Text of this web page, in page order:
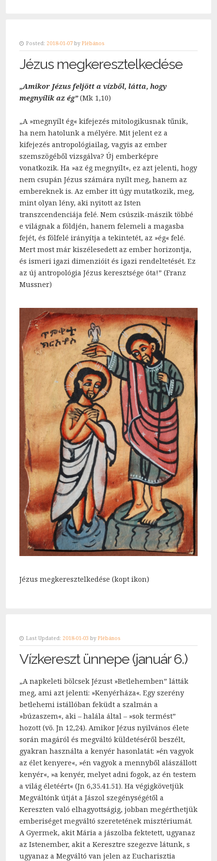
Posted: 2018-01-07 by Plébános
Jézus megkeresztelkedése
„Amikor Jézus feljött a vízből, látta, hogy
megnyílik az ég”(Mk 1,10)
„A »megnyílt ég« kifejezés mitologikusnak tűnik,
ha nem hatolunk a mélyére. Mit jelent ez a
kifejezés antropológiailag, vagyis az ember
szemszögéből vizsgálva? Új emberképre
vonatkozik. Ha »az ég megnyílt«, ez azt jelenti, hogy
nem csupán Jézus számára nyílt meg, hanem az
embereknek is. Az ember itt úgy mutatkozik, meg,
mint olyan lény, aki nyitott az Isten
transzcendenciája felé. Nem csúszik-mászik többé
e világnak a földjén, hanem felemeli a magasba
fejét, és fölfelé irányítja a tekintetét, az »ég« felé.
Mert most már kiszélesedett az ember horizontja,
és ismeri igazi dimenzióit és igazi rendeltetését. Ez
az új antropológia Jézus keresztsége óta!” (Franz
Mussner)
Jézus megkeresztelkedése (kopt ikon)
Last Updated: 2018-01-03 by Plébános
Vízkereszt ünnepe (január 6.)
„A napkeleti bölcsek Jézust »Betlehemben” látták
meg, ami azt jelenti: »Kenyérháza«. Egy szerény
betlehemi istállóban feküdt a szalmán a
»búzaszem«, aki – halála által – »sok termést”
hozott (vö. Jn 12,24). Amikor Jézus nyilvános élete
során magáról és megváltó küldetéséről beszélt,
gyakran használta a kenyér hasonlatát: »én vagyok
az élet kenyere«, »én vagyok a mennyből alászállott
kenyér«, »a kenyér, melyet adni fogok, az én testem
a világ életéért« (Jn 6,35.41.51). Ha végigkövetjük
Megváltónk útját a Jászol szegénységétől a
Kereszten való elhagyottságig, jobban megérthetjük
emberiséget megváltó szeretetének misztériumát.
A Gyermek, akit Mária a jászolba fektetett, ugyanaz
az Istenember, akit a Keresztre szegezve látunk, s
ugyanaz a Megváltó van jelen az Eucharisztia